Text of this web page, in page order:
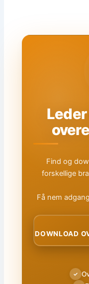
Find og
forskellige
Få nem
DOWNLOAD
✓